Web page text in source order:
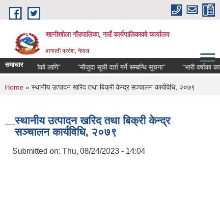
Skip to main content
खानीखोला गाँउपालिका, गाउँ कार्यपालिकाको कार्यालय
बागमती प्रदेश, नेपाल
समाचार
"जानकारीको लागि" "मौजुदा सूची दर्ता गर्ने सम्बन्धि सूचना" "भारी वर्षाका
You are here
Home » स्थानीय उत्पादन खरिद तथा बिक्री केन्द्र सञ्चालन कार्यविधि, २०७९
स्थानीय उत्पादन खरिद तथा बिक्री केन्द्र
सञ्चालन कार्यविधि, २०७९
Submitted on: Thu, 08/24/2023 - 14:04